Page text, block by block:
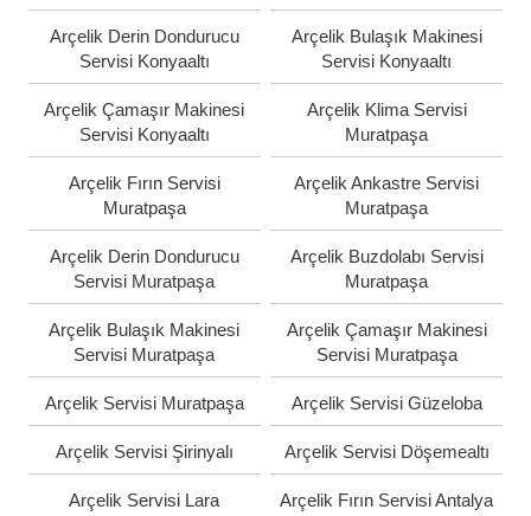
Arçelik Derin Dondurucu
Servisi Konyaaltı
Arçelik Bulaşık Makinesi
Servisi Konyaaltı
Arçelik Çamaşır Makinesi
Servisi Konyaaltı
Arçelik Klima Servisi
Muratpaşa
Arçelik Fırın Servisi
Muratpaşa
Arçelik Ankastre Servisi
Muratpaşa
Arçelik Derin Dondurucu
Servisi Muratpaşa
Arçelik Buzdolabı Servisi
Muratpaşa
Arçelik Bulaşık Makinesi
Servisi Muratpaşa
Arçelik Çamaşır Makinesi
Servisi Muratpaşa
Arçelik Servisi Muratpaşa Arçelik Servisi Güzeloba
Arçelik Servisi Şirinyalı Arçelik Servisi Döşemealtı
Arçelik Servisi Lara Arçelik Fırın Servisi Antalya